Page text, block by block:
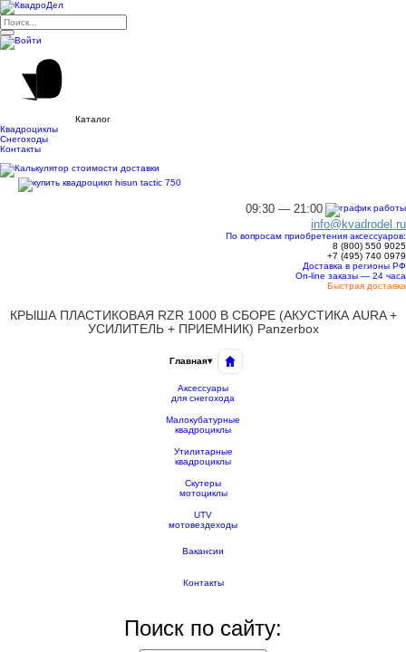
Каталог
Квадроциклы
Снегоходы
Контакты
09:30 — 21:00
info@kvadrodel.ru
По вопросам приобретения аксессуаров:
8 (800) 550 9025
+7 (495) 740 0979
Доставка в регионы РФ
On-line заказы — 24 часа
Быстрая доставка
КРЫША ПЛАСТИКОВАЯ RZR 1000 В СБОРЕ (АКУСТИКА AURA +
УСИЛИТЕЛЬ + ПРИЕМНИК) Panzerbox
Главная▾
Аксессуары
для снегохода
Малокубатурные
квадроциклы
Утилитарные
квадроциклы
Скутеры
мотоциклы
UTV
мотовездеходы
Вакансии
Контакты
Поиск по сайту: